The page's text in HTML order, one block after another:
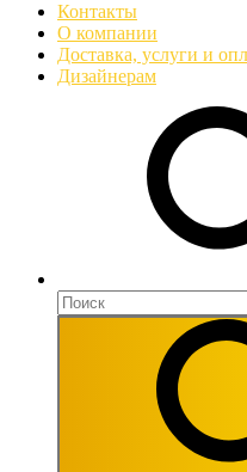
Контакты
О компании
Доставка, услуги и
Дизайнерам